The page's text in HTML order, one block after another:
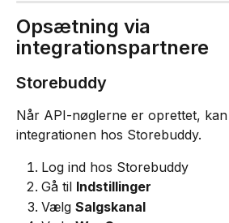
Opsætning via
integrationspartnere
Storebuddy
Når API-nøglerne er oprettet,
integrationen hos Storebuddy.
Log ind hos Storebuddy
Gå til Indstillinger
Vælg Salgskanal